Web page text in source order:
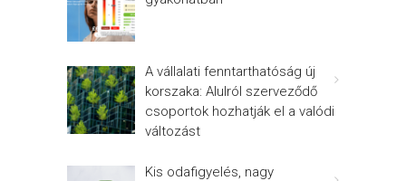
A vállalati fenntarthatóság új
korszaka: Alulról szerveződő
csoportok hozhatják el a valódi
változást
Kis odafigyelés, nagy